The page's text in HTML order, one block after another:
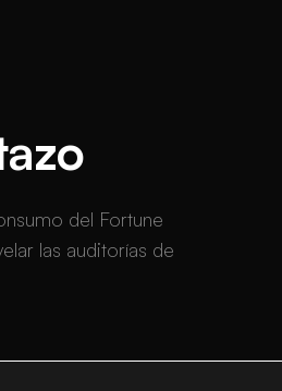
del Fortune
las auditorías de